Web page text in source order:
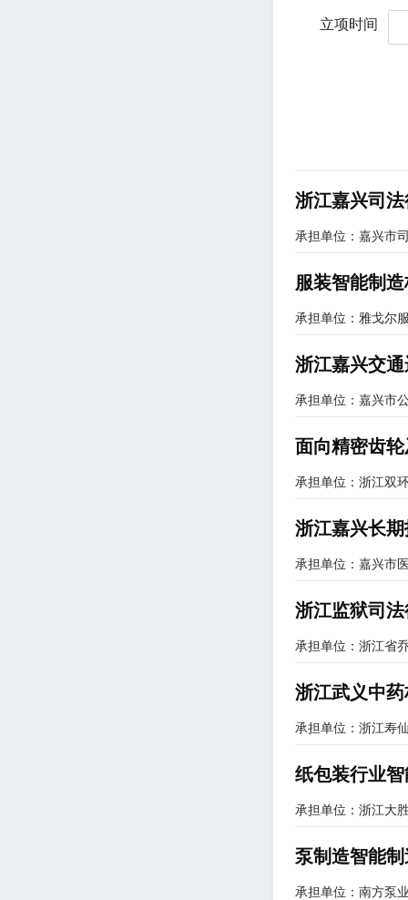
立项时间
浙江嘉兴司
承担单位：嘉兴市
服装智能制
承担单位：雅戈尔
浙江嘉兴交
承担单位：嘉兴市
面向精密齿
承担单位：浙江双
浙江嘉兴长
承担单位：嘉兴市
浙江监狱司
承担单位：浙江省
浙江武义中
承担单位：浙江寿
纸包装行业
承担单位：浙江大
泵制造智能
承担单位：南方泵